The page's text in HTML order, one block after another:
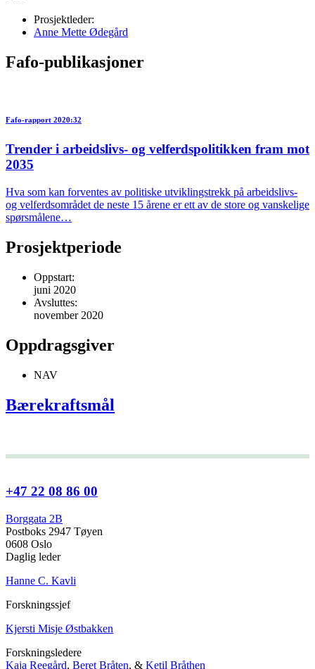
Prosjektleder:
Anne Mette Ødegård
Fafo-publikasjoner
Fafo-rapport 2020:32
Trender i arbeidslivs- og velferdspolitikken fram mot
2035
Hva som kan forventes av politiske utviklingstrekk på arbeidslivs-
og velferdsområdet de neste 15 årene er ett av de store og vanskelige
spørsmålene…
Prosjektperiode
Oppstart:
juni 2020
Avsluttes:
november 2020
Oppdragsgiver
NAV
Bærekraftsmål
+47 22 08 86 00
Borggata 2B
Postboks 2947 Tøyen
0608 Oslo
Daglig leder
Hanne C. Kavli
Forskningssjef
Kjersti Misje Østbakken
Forskningsledere
Kaja Reegård, Beret Bråten, & Ketil Bråthen